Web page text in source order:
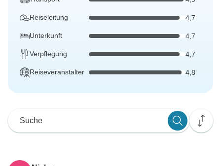
Reiseleitung 4,7
Unterkunft 4,7
Verpflegung 4,7
Reiseveranstalter 4,8